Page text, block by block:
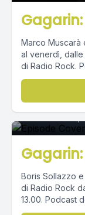
Marco Muscarà
al venerdì, dalle
di Radio Rock.
Boris Sollazzo
di Radio Rock
13.00.